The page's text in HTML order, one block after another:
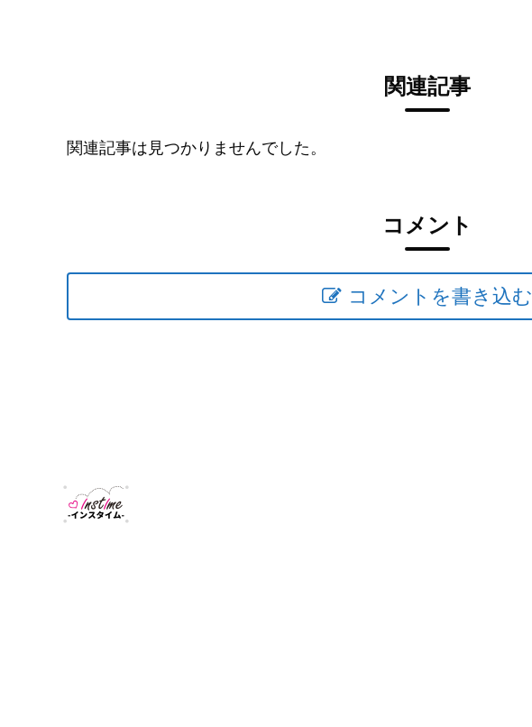
関連記事
関連記事は見つかりませんでした。
コメント
コメントを書き込む